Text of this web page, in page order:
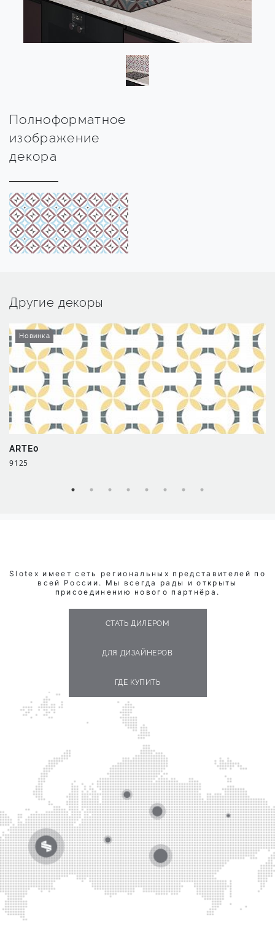
Полноформатное
изображение
декора
Другие декоры
Новинка
ARTE0
9125
Slotex имеет сеть региональных представителей по
всей России. Мы всегда рады и открыты
присоединению нового партнёра.
СТАТЬ ДИЛЕРОМ
ДЛЯ ДИЗАЙНЕРОВ
ГДЕ КУПИТЬ